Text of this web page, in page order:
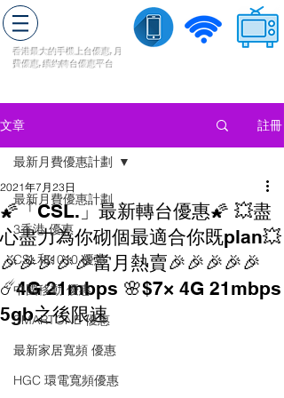
香港最大的手機上台優惠, 月
費優惠,續約轉台優惠平台
文章 註冊
最新月費優惠計劃
3香港 優惠
CSL和1010 優惠
中國移動 優惠
SMARTONE 優惠
最新家居寬頻 優惠
HGC 環電寬頻優惠
最新月費優惠計劃
🌠「CSL.」最新轉台優惠🌠 💥盡
心盡力為你砌個最適合你既plan💥
🎉🎉🎉🎉🎉當月熱賣🎉🎉🎉🎉🎉
☄️4G 21mbps 🌸$7× 4G 21mbps
5gb之後限速
2021年7月23日